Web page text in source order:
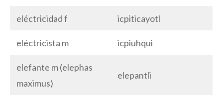
eléctricidad f icpiticayotl
eléctricista m icpiuhqui
elefante m (elephas
maximus)
elepantli